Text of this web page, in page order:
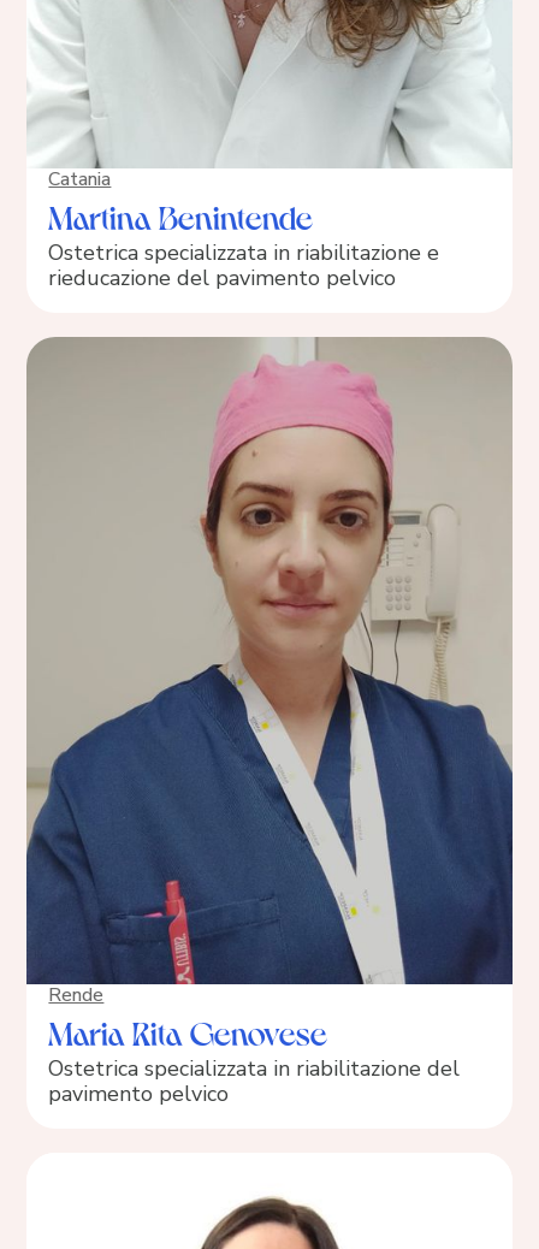
Catania
Martina Benintende
Ostetrica specializzata in riabilitazione e
rieducazione del pavimento pelvico
Rende
Maria Rita Genovese
Ostetrica specializzata in riabilitazione del
pavimento pelvico